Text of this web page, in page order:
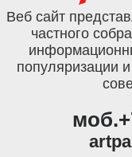
Веб сайт
частного
популяризации